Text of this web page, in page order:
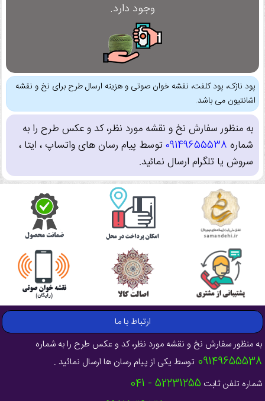
وجود دارد.
پود نازک، پود کلفت، نقشه خوان صوتی و هزینه ارسال طرح برای نخ و نقشه
اشانتیون می باشد.
به منظور سفارش نخ و نقشه مورد نظر، کد و عکس طرح را به
شماره 09149655538توسط پیام رسان های واتساپ ، ایتا ،
سروش یا تلگرام ارسال نمائید.
ارتباط با ما
به منظور سفارش نخ و نقشه مورد نظر، کد و عکس طرح را به شماره
09149655538 توسط یکی از پیام رسان ها ارسال نمائید .
شماره تلفن ثابت 52231255 - 041